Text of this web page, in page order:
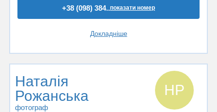
+38 (098) 384..показати номер
Докладніше
Наталія
Рожанська
фотограф
НР